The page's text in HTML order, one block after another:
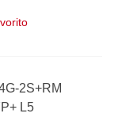
2S+RM
L5